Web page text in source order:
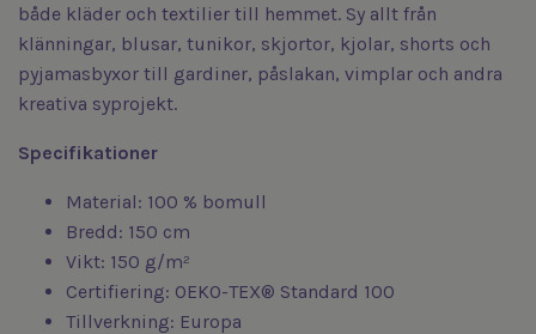
både kläder och textilier till hemmet. Sy allt från
klänningar, blusar, tunikor, skjortor, kjolar, shorts och
pyjamasbyxor till gardiner, påslakan, vimplar och andra
kreativa syprojekt.
Specifikationer
Material: 100 % bomull
Bredd: 150 cm
Vikt: 150 g/m²
Certifiering: OEKO-TEX® Standard 100
Tillverkning: Europa